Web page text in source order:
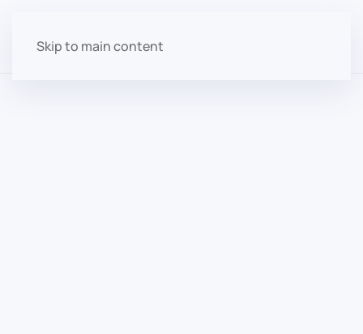
Skip to main content